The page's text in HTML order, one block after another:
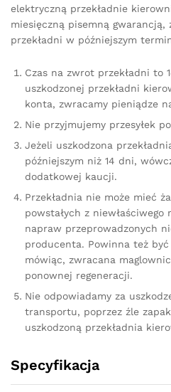
elektryczną przekładnie
miesięczną pisemną
przekładni w późniejszym
Czas na zwrot przekładni to
uszkodzonej przekładni
konta, zwracamy pieniądze
Nie przyjmujemy przesyłek
Jeżeli uszkodzona
późniejszym niż 14 dni,
dodatkowej kaucji.
Przekładnia nie może mieć
powstałych z
napraw przeprowadzonych
producenta. Powinna też
mówiąc, zwracana
ponownej regeneracji.
Nie odpowiadamy za
transportu, poprzez źle
uszkodzoną przekładnia
Specyfikacja